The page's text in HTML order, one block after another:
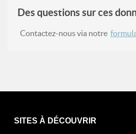
Des questions sur ces
Contactez-nous via notre
SITES À DÉCOUVRIR